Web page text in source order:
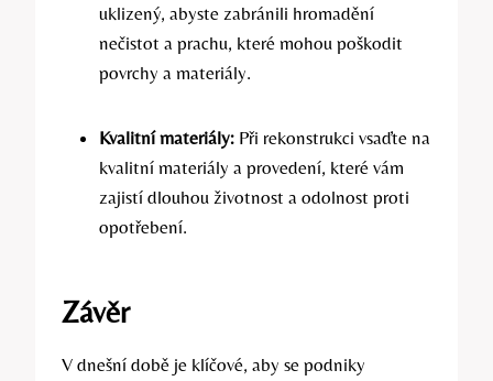
uklizený, abyste zabránili hromadění
nečistot a prachu, které mohou poškodit
povrchy a materiály.
Kvalitní materiály: Při rekonstrukci vsaďte na
kvalitní materiály a provedení, které vám
zajistí dlouhou životnost a odolnost proti
opotřebení.
Závěr
V dnešní době je klíčové, aby se podniky